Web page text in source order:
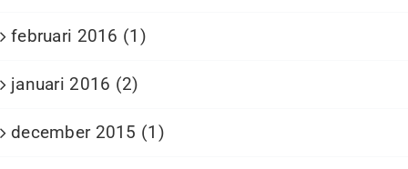
februari 2016 (1)
januari 2016 (2)
december 2015 (1)